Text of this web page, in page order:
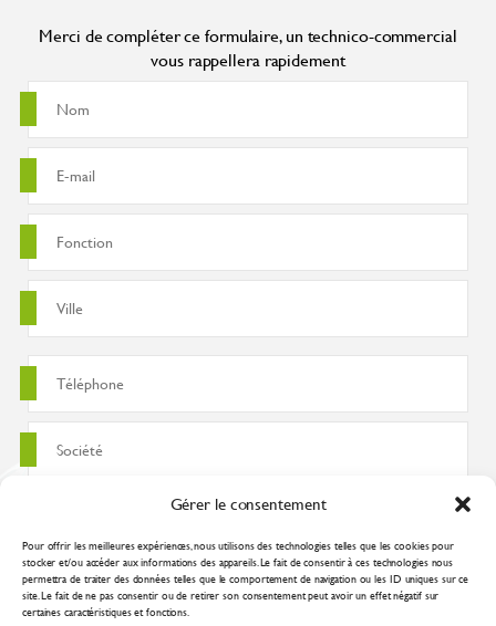
Gérer le consentement
Pour offrir les meilleures expériences, nous utilisons des technologies telles que les cookies pour
stocker et/ou accéder aux informations des appareils. Le fait de consentir à ces technologies nous
permettra de traiter des données telles que le comportement de navigation ou les ID uniques sur ce
site. Le fait de ne pas consentir ou de retirer son consentement peut avoir un effet négatif sur
certaines caractéristiques et fonctions.
Merci de compléter ce formulaire, un technico-commercial
vous rappellera rapidement